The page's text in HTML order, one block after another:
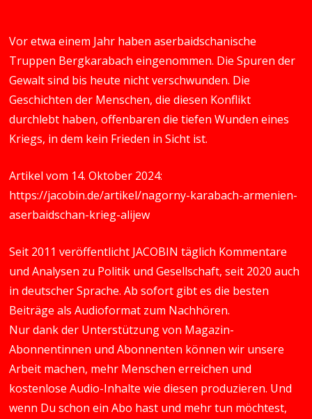
Vor etwa einem Jahr haben aserbaidschanische
Truppen Bergkarabach eingenommen. Die Spuren der
Gewalt sind bis heute nicht verschwunden. Die
Geschichten der Menschen, die diesen Konflikt
durchlebt haben, offenbaren die tiefen Wunden eines
Kriegs, in dem kein Frieden in Sicht ist.
Artikel vom 14. Oktober 2024:
https://jacobin.de/artikel/nagorny-karabach-armenien-
aserbaidschan-krieg-alijew
Seit 2011 veröffentlicht JACOBIN täglich Kommentare
und Analysen zu Politik und Gesellschaft, seit 2020 auch
in deutscher Sprache. Ab sofort gibt es die besten
Beiträge als Audioformat zum Nachhören.
Nur dank der Unterstützung von Magazin-
Abonnentinnen und Abonnenten können wir unsere
Arbeit machen, mehr Menschen erreichen und
kostenlose Audio-Inhalte wie diesen produzieren. Und
wenn Du schon ein Abo hast und mehr tun möchtest,